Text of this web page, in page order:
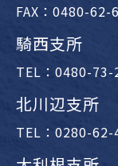
FAX：0480-62-
騎西支所
TEL：0480-73-
北川辺支所
TEL：0280-62-